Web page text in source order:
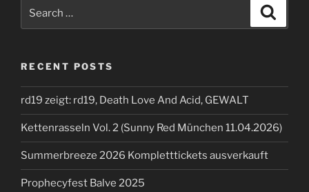
for:
RECENT POSTS
rd19 zeigt: rd19, Death Love And Acid, GEWALT
Kettenrasseln Vol. 2 (Sunny Red München 11.04.2026)
Summerbreeze 2026 Kompletttickets ausverkauft
Prophecyfest Balve 2025